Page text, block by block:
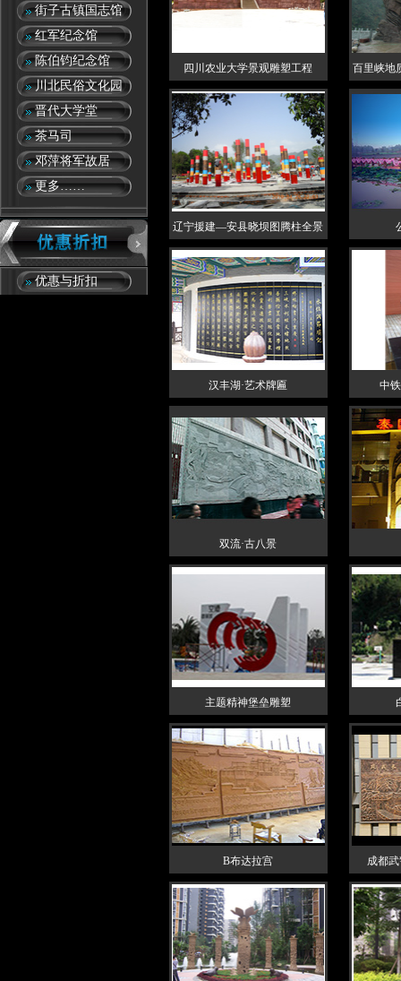
街子古镇国志馆
红军纪念馆
陈伯钧纪念馆
川北民俗文化园
晋代大学堂
茶马司
邓萍将军故居
更多……
优惠与折扣
四川农业大学景观雕塑工程 百里峡地
辽宁援建—安县晓坝图腾柱全景
汉丰湖·艺术牌匾 中
双流·古八景
主题精神堡垒雕塑
B布达拉宫 成都